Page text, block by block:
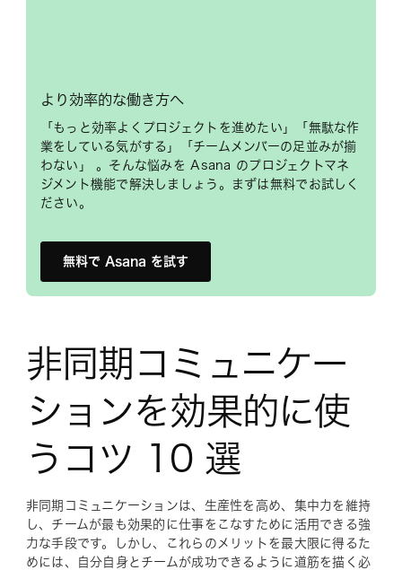
より効率的な働き方へ
「もっと効率よくプロジェクトを進めたい」「無駄な作
業をしている気がする」「チームメンバーの足並みが揃
わない」 。そんな悩みを Asana のプロジェクトマネ
ジメント機能で解決しましょう。まずは無料でお試しく
ださい。
無料で Asana を試す
非同期コミュニケー
ションを効果的に使
うコツ 10 選
非同期コミュニケーションは、生産性を高め、集中力を維持
し、チームが最も効果的に仕事をこなすために活用できる強
力な手段です。しかし、これらのメリットを最大限に得るた
めには、自分自身とチームが成功できるように道筋を描く必